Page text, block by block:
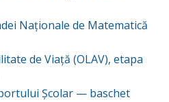
Naționale de Matematică
de Viață (OLAV), etapa
Școlar — baschet